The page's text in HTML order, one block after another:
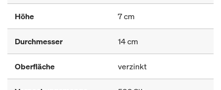
Höhe 7 cm
Durchmesser 14 cm
Oberfläche verzinkt